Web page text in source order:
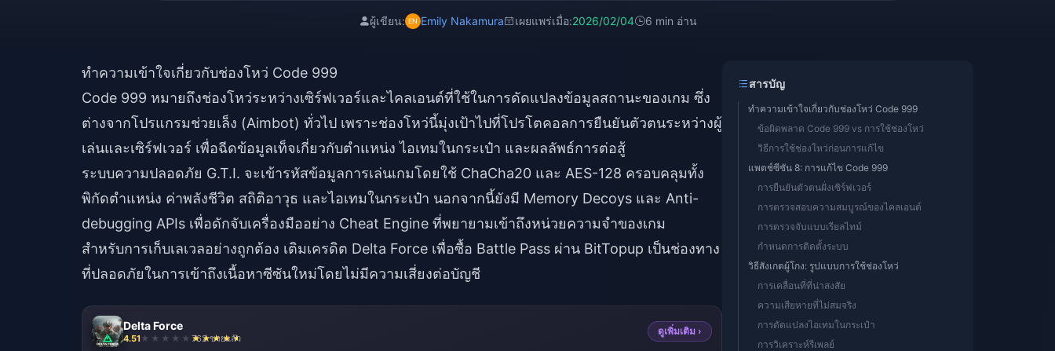
ผู้เขียน: Emily Nakamura เผยแพร่เมื่อ:2026/02/04 6 min อ่าน
ทำความเข้าใจเกี่ยวกับช่องโหว่ Code 999
Code 999 หมายถึงช่องโหว่ระหว่างเซิร์ฟเวอร์และไคลเอนต์ที่ใช้ในการดัดแปลงข้อมูลสถานะของเกม ซึ่ง
ต่างจากโปรแกรมช่วยเล็ง (Aimbot) ทั่วไป เพราะช่องโหว่นี้มุ่งเป้าไปที่โปรโตคอลการยืนยันตัวตนระหว่างผู้
เล่นและเซิร์ฟเวอร์ เพื่อฉีดข้อมูลเท็จเกี่ยวกับตำแหน่ง ไอเทมในกระเป๋า และผลลัพธ์การต่อสู้
ระบบความปลอดภัย G.T.I. จะเข้ารหัสข้อมูลการเล่นเกมโดยใช้ ChaCha20 และ AES-128 ครอบคลุมทั้ง
พิกัดตำแหน่ง ค่าพลังชีวิต สถิติอาวุธ และไอเทมในกระเป๋า นอกจากนี้ยังมี Memory Decoys และ Anti-
debugging APIs เพื่อดักจับเครื่องมืออย่าง Cheat Engine ที่พยายามเข้าถึงหน่วยความจำของเกม
สำหรับการเก็บเลเวลอย่างถูกต้อง เติมเครดิต Delta Force เพื่อซื้อ Battle Pass ผ่าน BitTopup เป็นช่องทาง
ที่ปลอดภัยในการเข้าถึงเนื้อหาซีซันใหม่โดยไม่มีความเสี่ยงต่อบัญชี
Delta Force
4.51 762 ขายแล้ว
ดูเพิ่มเติม ›
สารบัญ
ทำความเข้าใจเกี่ยวกับช่องโหว่ Code 999
ข้อผิดพลาด Code 999 vs การใช้ช่องโหว่
วิธีการใช้ช่องโหว่ก่อนการแก้ไข
แพตช์ซีซัน 8: การแก้ไข Code 999
การยืนยันตัวตนฝั่งเซิร์ฟเวอร์
การตรวจสอบความสมบูรณ์ของไคลเอนต์
การตรวจจับแบบเรียลไทม์
กำหนดการติดตั้งระบบ
วิธีสังเกตผู้โกง: รูปแบบการใช้ช่องโหว่
การเคลื่อนที่ที่น่าสงสัย
ความเสียหายที่ไม่สมจริง
การดัดแปลงไอเทมในกระเป๋า
การวิเคราะห์รีเพลย์